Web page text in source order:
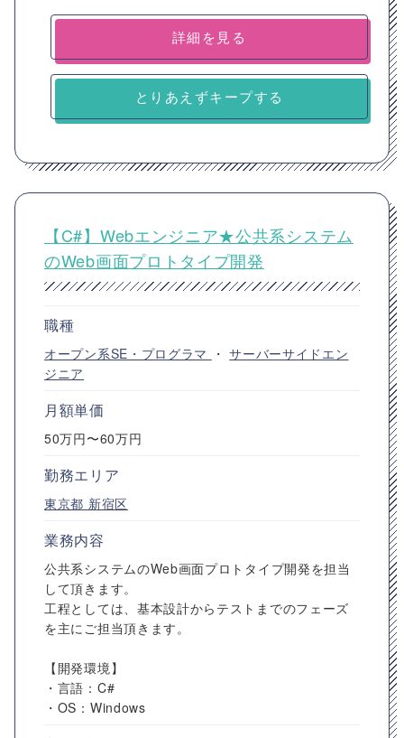
詳細を見る
とりあえずキープする
【C#】Webエンジニア★公共系システム
のWeb画面プロトタイプ開発
職種
オープン系SE・プログラマ ・サーバーサイドエン
ジニア
月額単価
50万円〜60万円
勤務エリア
東京都 新宿区
業務内容
公共系システムのWeb画面プロトタイプ開発を担当
して頂きます。
工程としては、基本設計からテストまでのフェーズ
を主にご担当頂きます。
【開発環境】
・言語：C#
・OS：Windows